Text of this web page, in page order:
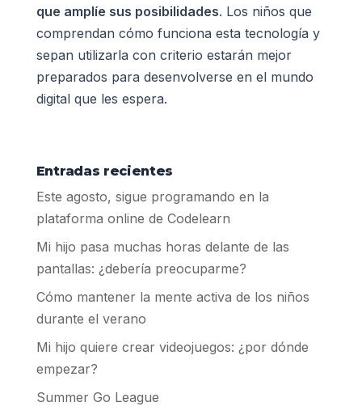
que amplíe sus posibilidades. Los niños que
comprendan cómo funciona esta tecnología y
sepan utilizarla con criterio estarán mejor
preparados para desenvolverse en el mundo
digital que les espera.
Entradas recientes
Este agosto, sigue programando en la
plataforma online de Codelearn
Mi hijo pasa muchas horas delante de las
pantallas: ¿debería preocuparme?
Cómo mantener la mente activa de los niños
durante el verano
Mi hijo quiere crear videojuegos: ¿por dónde
empezar?
Summer Go League